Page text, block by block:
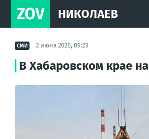
ZOV НИКОЛАЕВ
СМИ 2 июня 2026, 09:23
В Хабаровском крае